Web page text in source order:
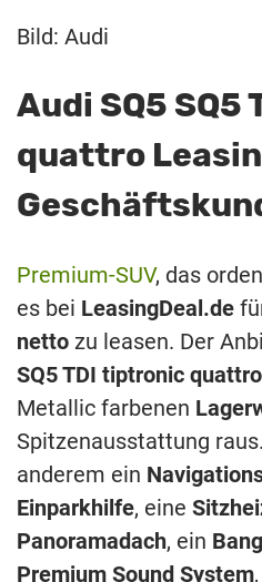
Bild: Audi
Audi SQ5
quattro
Premium-SUV, das
es bei LeasingDeal.de
netto zu leasen. Der
SQ5 TDI tiptronic quattro
Metallic farbenen
Spitzenausstattung
anderem ein
Einparkhilfe, eine
Panoramadach, ein
Premium Sound System